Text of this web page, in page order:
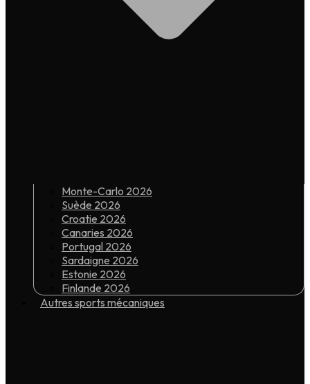
Monte-Carlo 2026
Suède 2026
Croatie 2026
Canaries 2026
Portugal 2026
Sardaigne 2026
Estonie 2026
Finlande 2026
Autres sports mécaniques